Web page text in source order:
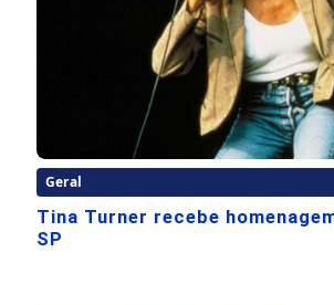
Geral
Tina Turner recebe
SP